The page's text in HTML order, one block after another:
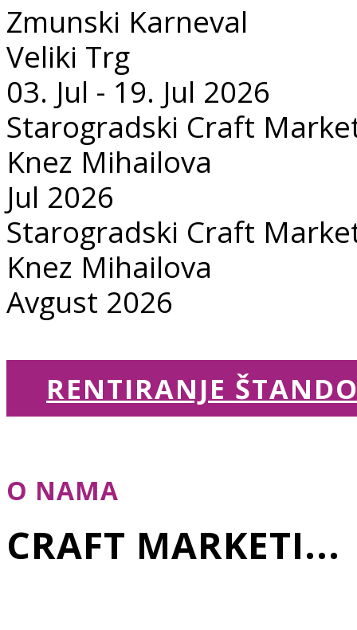
Zmunski Karneval
Veliki Trg
03. Jul - 19. Jul 2026
Starogradski Craft
Knez Mihailova
Jul 2026
Starogradski Craft
Knez Mihailova
Avgust 2026
RENTIRANJE
O NAMA
CRAFT MARKETI...